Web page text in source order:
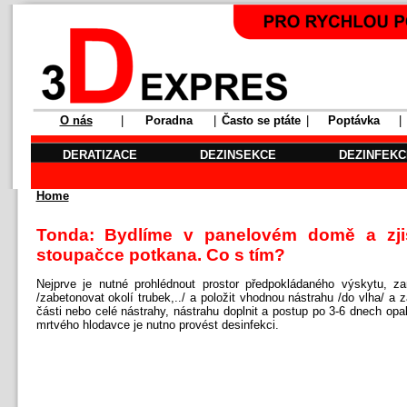
O nás Poradna Často se ptáte Poptávka
DERATIZACE DEZINSEKCE
Home
Tonda: Bydlíme v panelovém domě a
stoupačce potkana. Co s tím?
Nejprve je nutné prohlédnout prostor předpokládaného výskytu,
/zabetonovat okolí trubek,../ a položit vhodnou nástrahu /do vlha/ a
části nebo celé nástrahy, nástrahu doplnit a postup po 3-6 dnech
mrtvého hlodavce je nutno provést desinfekci.